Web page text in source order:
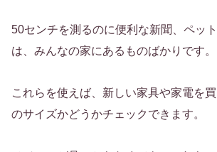
50センチを測るのに便利な新聞、ペッ
は、みんなの家にあるものばかりです。
これらを使えば、新しい家具や家電を
のサイズかどうかチェックできます。